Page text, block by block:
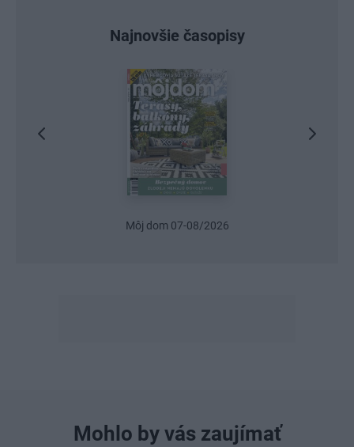
Najnovšie časopisy
Môj dom 07-08/2026
Mohlo by vás zaujímať